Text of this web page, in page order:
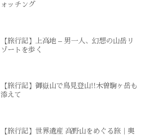
ォッチング
【旅行記】上高地 – 男一人、幻想の山岳リ
ゾートを歩く
【旅行記】御嶽山で鳥見登山!!木曽駒ヶ岳も
添えて
【旅行記】世界遺産 高野山をめぐる旅｜奥